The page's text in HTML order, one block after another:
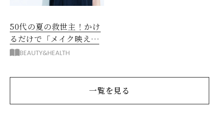
50代の夏の救世主！かけ
るだけで「メイク映え」
する眼鏡
BEAUTY&HEALTH
一覧を見る